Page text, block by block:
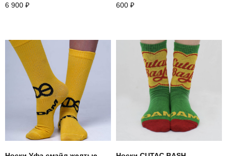
6 900 ₽
600 ₽
Vkontakte
Youtube
Whatsapp
Telegram
Instagram*
7 916 860 15 55